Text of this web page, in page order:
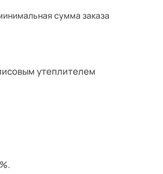
сумма заказа
утеплителем